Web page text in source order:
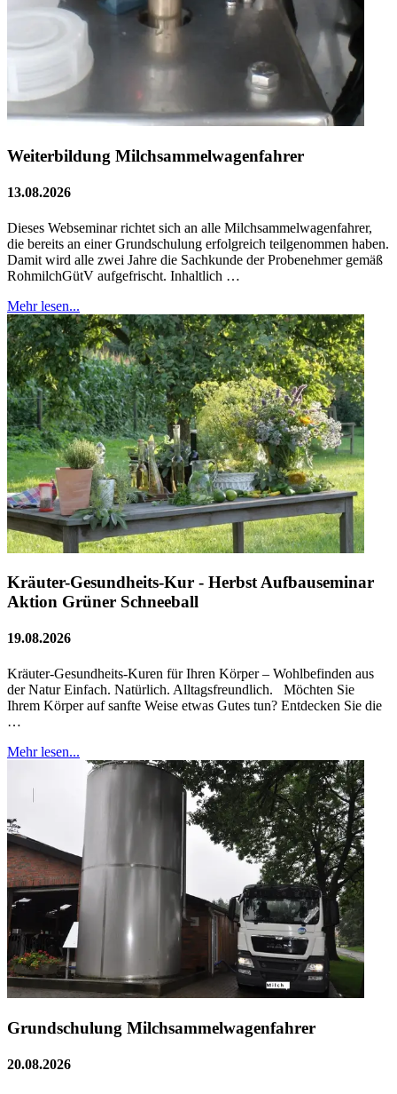
Weiterbildung Milchsammelwagenfahrer
13.08.2026
Dieses Webseminar richtet sich an alle Milchsammelwagenfahrer,
die bereits an einer Grundschulung erfolgreich teilgenommen haben.
Damit wird alle zwei Jahre die Sachkunde der Probenehmer gemäß
RohmilchGütV aufgefrischt. Inhaltlich …
Mehr lesen...
Kräuter-Gesundheits-Kur - Herbst Aufbauseminar
Aktion Grüner Schneeball
19.08.2026
Kräuter-Gesundheits-Kuren für Ihren Körper – Wohlbefinden aus
der Natur Einfach. Natürlich. Alltagsfreundlich. Möchten Sie
Ihrem Körper auf sanfte Weise etwas Gutes tun? Entdecken Sie die
…
Mehr lesen...
Grundschulung Milchsammelwagenfahrer
20.08.2026